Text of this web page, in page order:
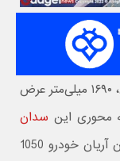
به لحاظ ابعاد این خودرو ۴۰۹۰ میلی‌متر طول، ۱۶۹۰ میلی‌متر عرض
سدان
جذاب 2425 میلی‌متر خواهد بود. وزن سدان آریان خودرو 1050